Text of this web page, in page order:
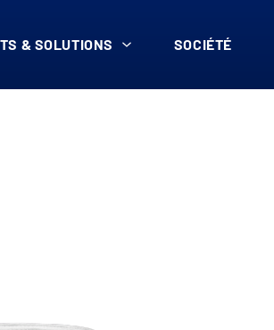
& SOLUTIONS SOCIÉTÉ